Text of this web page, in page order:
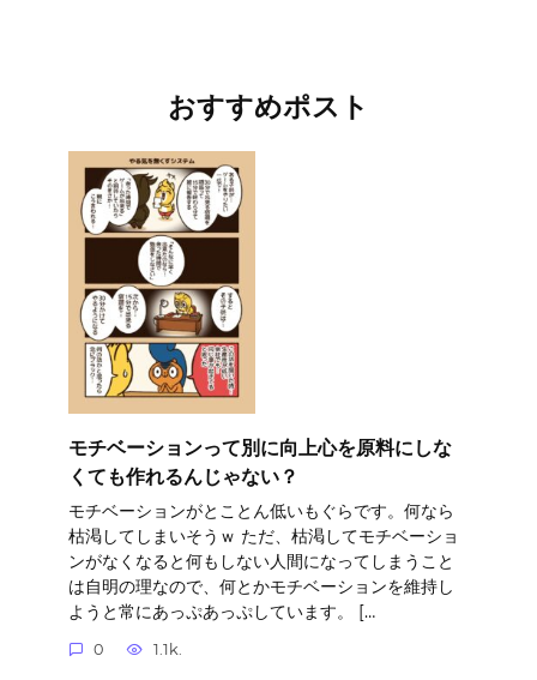
おすすめポスト
モチベーションって別に向上心を原料にしな
くても作れるんじゃない？
モチベーションがとことん低いもぐらです。何なら
枯渇してしまいそうｗ ただ、枯渇してモチベーショ
ンがなくなると何もしない人間になってしまうこと
は自明の理なので、何とかモチベーションを維持し
ようと常にあっぷあっぷしています。 […
0 1.1k.